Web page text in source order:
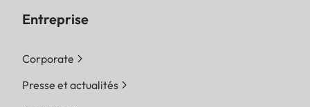
Entreprise
Corporate
Presse et actualités